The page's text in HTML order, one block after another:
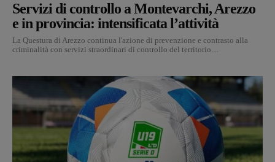
Servizi di controllo a Montevarchi, Arezzo
e in provincia: intensificata l’attività
La Questura di Arezzo continua l'azione di prevenzione e contrasto alla
criminalità con servizi straordinari di controllo del territorio....